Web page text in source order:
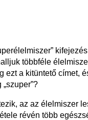
többféle
ezt a kitüntető címet,
az az élelmiszer
révén több